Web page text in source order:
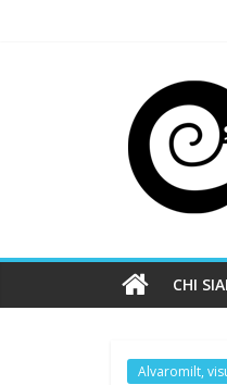
CHI
Alvaromilt,